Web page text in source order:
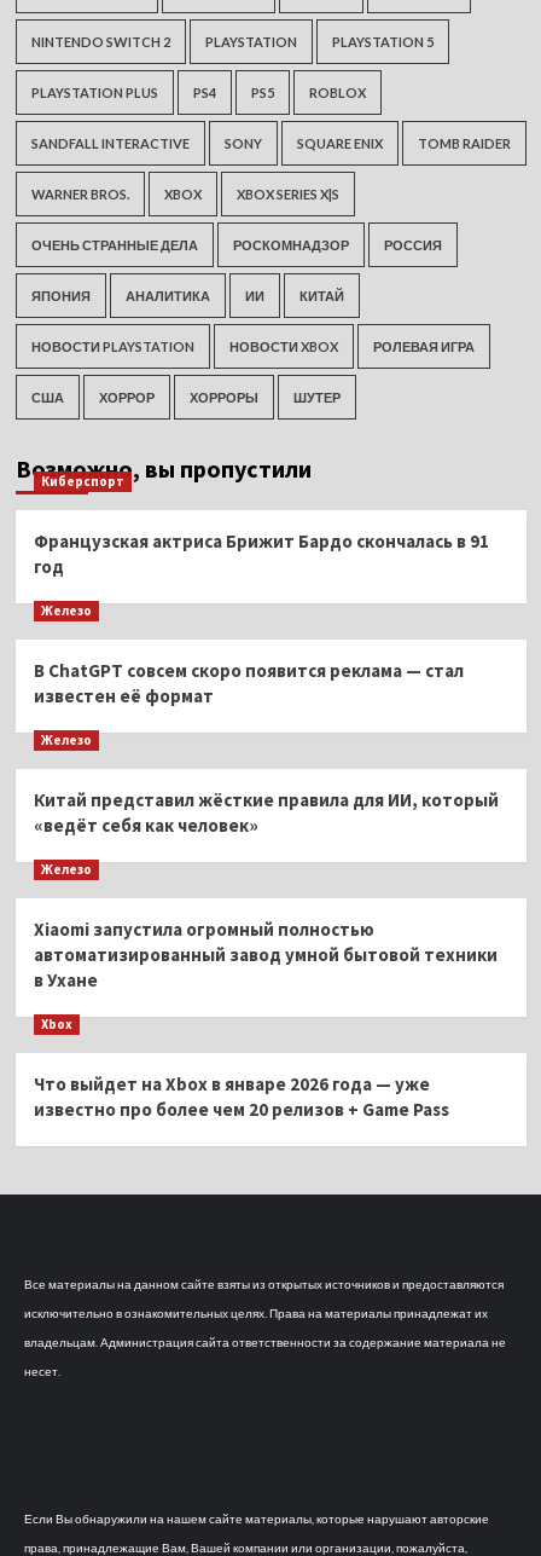
NINTENDO SWITCH 2 PLAYSTATION PLAYSTATION 5
PLAYSTATION PLUS PS4 PS5 ROBLOX
SANDFALL INTERACTIVE SONY SQUARE ENIX TOMB RAIDER
WARNER BROS. XBOX XBOX SERIES X|S
ОЧЕНЬ СТРАННЫЕ ДЕЛА РОСКОМНАДЗОР РОССИЯ
ЯПОНИЯ АНАЛИТИКА ИИ КИТАЙ
НОВОСТИ PLAYSTATION НОВОСТИ XBOX РОЛЕВАЯ ИГРА
США ХОРРОР ХОРРОРЫ ШУТЕР
Возможно, вы пропустили
Киберспорт
Французская актриса Брижит Бардо скончалась в 91
год
Железо
В ChatGPT совсем скоро появится реклама — стал
известен её формат
Железо
Китай представил жёсткие правила для ИИ, который
«ведёт себя как человек»
Железо
Xiaomi запустила огромный полностью
автоматизированный завод умной бытовой техники
в Ухане
Xbox
Что выйдет на Xbox в январе 2026 года — уже
известно про более чем 20 релизов + Game Pass
Все материалы на данном сайте взяты из открытых источников и предоставляются
исключительно в ознакомительных целях. Права на материалы принадлежат их
владельцам. Администрация сайта ответственности за содержание материала не
несет.
Если Вы обнаружили на нашем сайте материалы, которые нарушают авторские
права, принадлежащие Вам, Вашей компании или организации, пожалуйста,